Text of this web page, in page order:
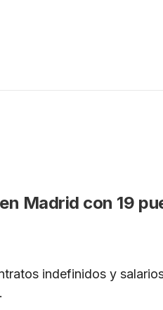
Madrid con 19
indefinidos y